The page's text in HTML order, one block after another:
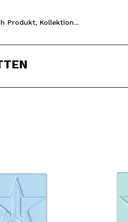
Durch die Erstellung
Einkäufe schnell